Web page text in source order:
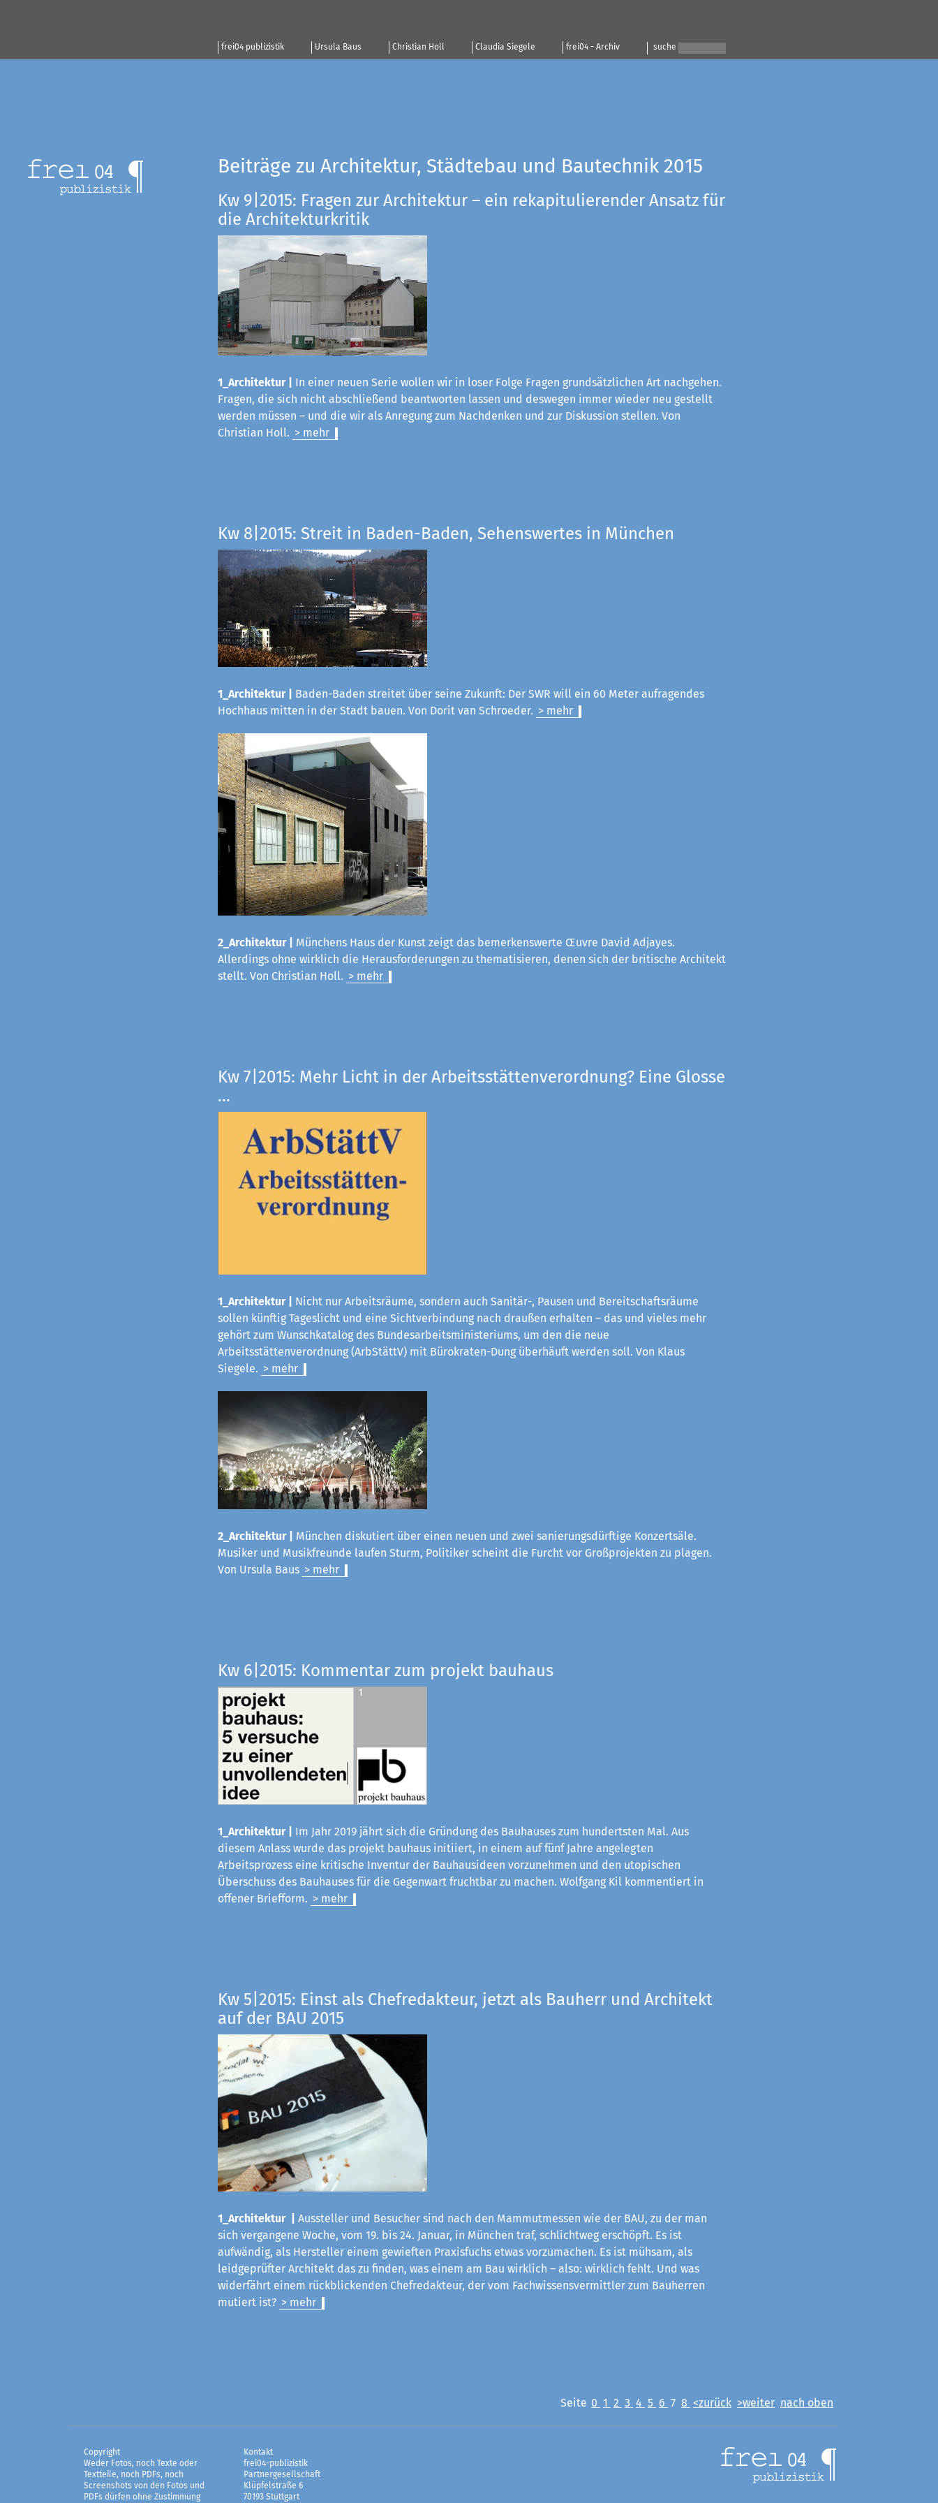
frei04 publizistik Ursula Baus Christian Holl Claudia Siegele frei04 - Archiv suche
Beiträge zu Architektur, Städtebau und Bautechnik 2015
Kw 9|2015: Fragen zur Architektur – ein rekapitulierender Ansatz für
die Architekturkritik
1_Architektur |
In einer neuen Serie wollen wir in loser Folge Fragen grundsätzlichen Art nachgehen.
Fragen, die sich nicht abschließend beantworten lassen und deswegen immer wieder neu gestellt
werden müssen – und die wir als Anregung zum Nachdenken und zur Diskussion stellen. Von
Christian Holl. > mehr
Kw 8|2015: Streit in Baden-Baden, Sehenswertes in München
1_Architektur |
Baden-Baden streitet über seine Zukunft: Der SWR will ein 60 Meter aufragendes
Hochhaus mitten in der Stadt bauen. Von Dorit van Schroeder. > mehr
2_Architektur | Münchens Haus der Kunst zeigt das bemerkenswerte Œuvre David Adjayes.
Allerdings ohne wirklich die Herausforderungen zu thematisieren, denen sich der britische Architekt
stellt. Von Christian Holl. > mehr
Kw 7|2015: Mehr Licht in der Arbeitsstättenverordnung? Eine Glosse
...
1_Architektur |
Nicht nur Arbeitsräume, sondern auch Sanitär-, Pausen und Bereitschaftsräume
sollen künftig Tageslicht und eine Sichtverbindung nach draußen erhalten – das und vieles mehr
gehört zum Wunschkatalog des Bundesarbeitsministeriums, um den die neue
Arbeitsstättenverordnung (ArbStättV) mit Bürokraten-Dung überhäuft werden soll. Von Klaus
Siegele. > mehr
2_Architektur |
München diskutiert über einen neuen und zwei sanierungsdürftige Konzertsäle.
Musiker und Musikfreunde laufen Sturm, Politiker scheint die Furcht vor Großprojekten zu plagen.
Von Ursula Baus > mehr
Kw 6|2015: Kommentar zum projekt bauhaus
1_Architektur |
Im Jahr 2019 jährt sich die Gründung des Bauhauses zum hundertsten Mal. Aus
diesem Anlass wurde das projekt bauhaus initiiert, in einem auf fünf Jahre angelegten
Arbeitsprozess eine kritische Inventur der Bauhaus­ideen vorzunehmen und den utopischen
Überschuss des Bauhauses für die Gegenwart fruchtbar zu machen. Wolfgang Kil kommentiert in
offener Briefform. > mehr
Kw 5|2015: Einst als Chefredakteur, jetzt als Bauherr und Architekt
auf der BAU 2015
1_Architektur |
Aussteller und Besucher sind nach den Mammutmessen wie der BAU, zu der man
sich vergangene Woche, vom 19. bis 24. Januar, in München traf, schlichtweg erschöpft. Es ist
aufwändig, als Hersteller einem gewieften Praxisfuchs etwas vorzumachen. Es ist mühsam, als
leidgeprüfter Architekt das zu finden, was einem am Bau wirklich – also: wirklich fehlt. Und was
widerfährt einem rückblickenden Chefredakteur, der vom Fachwissensvermittler zum Bauherren
mutiert ist? > mehr
Seite 0 1 2 3 4 5 6 7 8 <zurück >weiter nach oben
Copyright
Weder Fotos, noch Texte oder
Textteile, noch PDFs, noch
Screenshots von den Fotos und
PDFs dürfen ohne Zustimmung
Kontakt
frei04-publizistik
Partnergesellschaft
Klüpfelstraße 6
70193 Stuttgart